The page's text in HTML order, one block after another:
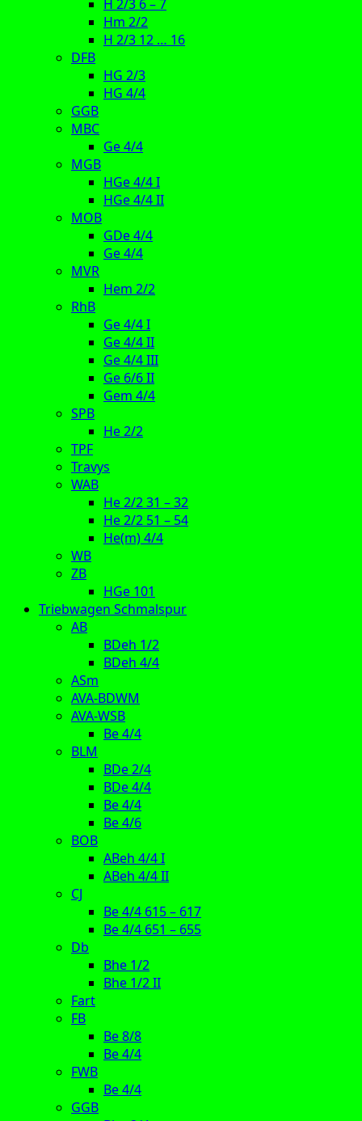
H 2/3 6 – 7
Hm 2/2
H 2/3 12 … 16
DFB
HG 2/3
HG 4/4
GGB
MBC
Ge 4/4
MGB
HGe 4/4 I
HGe 4/4 II
MOB
GDe 4/4
Ge 4/4
MVR
Hem 2/2
RhB
Ge 4/4 I
Ge 4/4 II
Ge 4/4 III
Ge 6/6 II
Gem 4/4
SPB
He 2/2
TPF
Travys
WAB
He 2/2 31 – 32
He 2/2 51 – 54
He(m) 4/4
WB
ZB
HGe 101
Triebwagen Schmalspur
AB
BDeh 1/2
BDeh 4/4
ASm
AVA-BDWM
AVA-WSB
Be 4/4
BLM
BDe 2/4
BDe 4/4
Be 4/4
Be 4/6
BOB
ABeh 4/4 I
ABeh 4/4 II
CJ
Be 4/4 615 – 617
Be 4/4 651 – 655
Db
Bhe 1/2
Bhe 1/2 II
Fart
FB
Be 8/8
Be 4/4
FWB
Be 4/4
GGB